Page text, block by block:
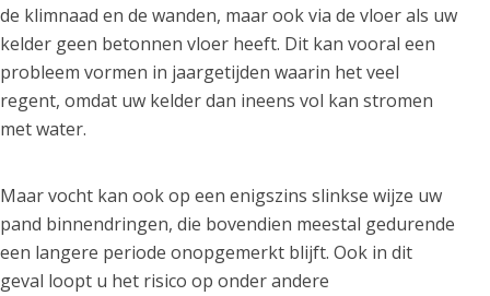
de klimnaad en de wanden, maar ook via de vloer als uw
kelder geen betonnen vloer heeft. Dit kan vooral een
probleem vormen in jaargetijden waarin het veel
regent, omdat uw kelder dan ineens vol kan stromen
met water.
Maar vocht kan ook op een enigszins slinkse wijze uw
pand binnendringen, die bovendien meestal gedurende
een langere periode onopgemerkt blijft. Ook in dit
geval loopt u het risico op onder andere